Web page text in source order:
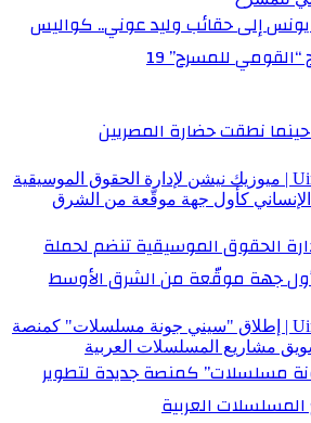
إلى حقائب وليد عوني.. كواليس
للمسرح” 19
نطقت حضارة المصريين
الحقوق الموسيقية تنضم لحملة
جهة موقّعة من الشرق الأوسط
مسلسلات” كمنصة جديدة لتطوير
العربية